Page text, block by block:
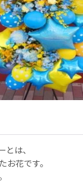
とは、
お花です。